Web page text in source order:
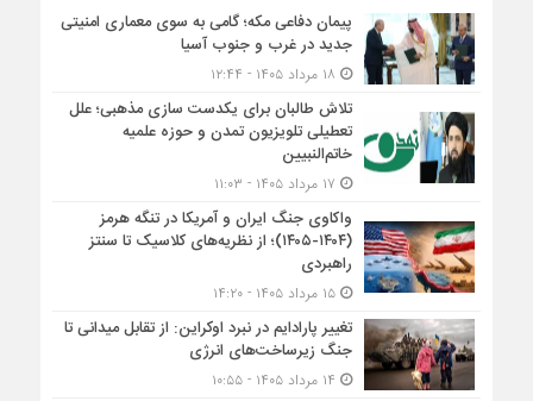
پیمان دفاعی مکه؛ گامی به سوی معماری امنیتی
جدید در غرب و جنوب آسیا
تلاش طالبان برای یکدست سازی مذهبی؛ علل
تعطیلی تلویزیون تمدن و حوزه علمیه
خاتم‌النبیین
واکاوی جنگ ایران و آمریکا در تنگه هرمز
(۱۴۰۴-۱۴۰۵)؛ از نظریه‌های کلاسیک تا سنتز
راهبردی
۱۵ مرداد ۱۴۰۵ - ۱۴:۲۰
تغییر پارادایم در نبرد اوکراین: از تقابل میدانی تا
جنگ زیرساخت‌های انرژی